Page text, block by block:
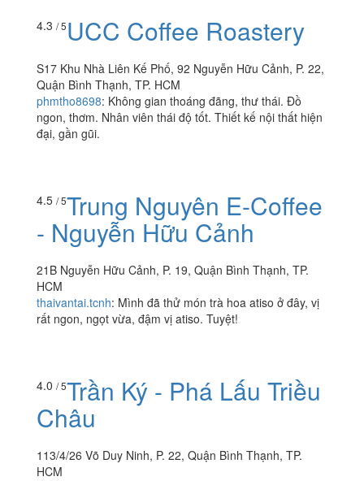
4.3 / 5UCC Coffee Roastery
S17 Khu Nhà Liên Kế Phố, 92 Nguyễn Hữu Cảnh, P. 22,
Quận Bình Thạnh, TP. HCM
phmtho8698: Không gian thoáng đãng, thư thái. Đồ
ngon, thơm. Nhân viên thái độ tốt. Thiết kế nội thất hiện
đại, gần gũi.
4.5/ 5Trung Nguyên E-Coffee
- Nguyễn Hữu Cảnh
rất ngon, ngọt vừa, đậm vị atiso. Tuyệt!
4.0/ 5Trần Ký - Phá Lấu Triều